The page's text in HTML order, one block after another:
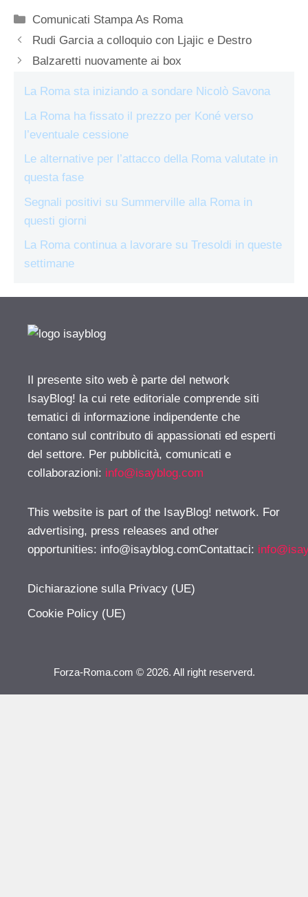
Categorie
Comunicati Stampa As Roma
Rudi Garcia a colloquio con Ljajic e Destro
Balzaretti nuovamente ai box
La Roma sta iniziando a sondare Nicolò Savona
La Roma ha fissato il prezzo per Koné verso
l’eventuale cessione
Le alternative per l’attacco della Roma valutate in
questa fase
Segnali positivi su Summerville alla Roma in
questi giorni
La Roma continua a lavorare su Tresoldi in queste
settimane
Il presente sito web è parte del network
IsayBlog! la cui rete editoriale comprende siti
tematici di informazione indipendente che
contano sul contributo di appassionati ed esperti
del settore. Per pubblicità, comunicati e
collaborazioni: info@isayblog.com
This website is part of the IsayBlog! network. For
advertising, press releases and other
opportunities: info@isayblog.comContattaci:
Dichiarazione sulla Privacy (UE)
Cookie Policy (UE)
Forza-Roma.com © 2026. All right reserverd.